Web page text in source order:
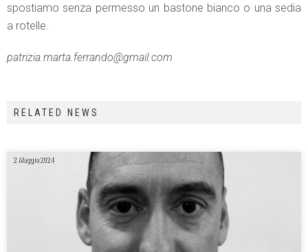
spostiamo senza permesso un bastone bianco o una sedia
a rotelle.
patrizia.marta.ferrando@gmail.com
RELATED NEWS
2 Maggio 2024